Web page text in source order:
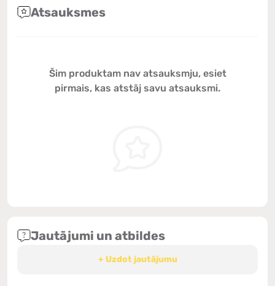
Atsauksmes
Šim produktam nav atsauksmju, esiet
pirmais, kas atstāj savu atsauksmi.
Jautājumi un atbildes
+ Uzdot jautājumu